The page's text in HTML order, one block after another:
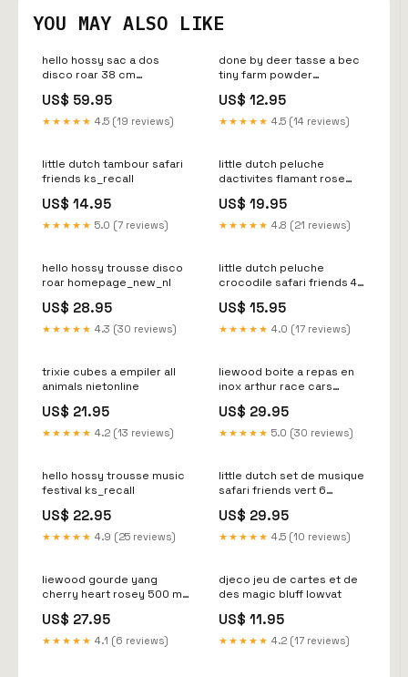
YOU MAY ALSO LIKE
hello hossy sac a dos
disco roar 38 cm
US$ 59.95
★★★★★ 4.5 (19 reviews)
done by deer tasse a bec
tiny farm powder
US$ 12.95
★★★★★ 4.5 (14 reviews)
little dutch tambour safari
friends ks_recall
US$ 14.95
★★★★★ 5.0 (7 reviews)
little dutch peluche
dactivites flamant rose
US$ 19.95
★★★★★ 4.8 (21 reviews)
hello hossy trousse disco
roar homepage_new_nl
US$ 28.95
★★★★★ 4.3 (30 reviews)
little dutch peluche
crocodile safari friends 40
US$ 15.95
★★★★★ 4.0 (17 reviews)
trixie cubes a empiler all
animals nietonline
US$ 21.95
★★★★★ 4.2 (13 reviews)
liewood boite a repas en
inox arthur race cars
US$ 29.95
★★★★★ 5.0 (30 reviews)
hello hossy trousse music
festival ks_recall
US$ 22.95
★★★★★ 4.9 (25 reviews)
little dutch set de musique
safari friends vert 6
US$ 29.95
★★★★★ 4.5 (10 reviews)
liewood gourde yang
cherry heart rosey 500 ml
US$ 27.95
★★★★★ 4.1 (6 reviews)
djeco jeu de cartes et de
des magic bluff lowvat
US$ 11.95
★★★★★ 4.2 (17 reviews)